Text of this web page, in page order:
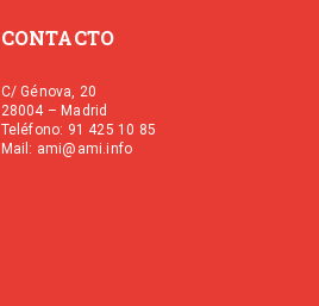
CONTACTO
C/ Génova, 20
28004 – Madrid
Teléfono: 91 425 10 85
Mail: ami@ami.info